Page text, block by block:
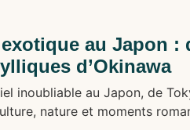
au Japon :
d’Okinawa
inoubliable au Japon, de
nature et moments